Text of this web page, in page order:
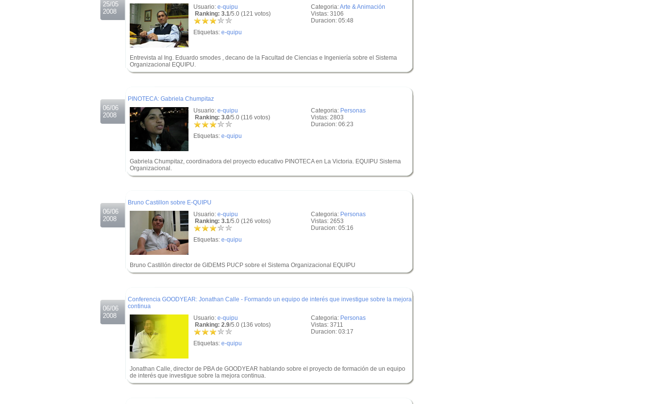
25/05
2008
Categoria:Arte & Animación
Vistas: 3106
Duracion: 05:48
Usuario: e-quipu
Ranking: 3.1/5.0 (121 votos)
Etiquetas: e-quipu
Entrevista al Ing. Eduardo smodes , decano de la Facultad de Ciencias e Ingeniería sobre el Sistema
Organizacional EQUIPU.
06/06
2008
PINOTECA: Gabriela Chumpitaz
Categoria: Personas
Vistas: 2803
Duracion: 06:23
Usuario: e-quipu
Ranking: 3.0/5.0 (116 votos)
Etiquetas: e-quipu
Gabriela Chumpitaz, coordinadora del proyecto educativo PINOTECA en La Victoria. EQUIPU Sistema
Organizacional.
06/06
2008
Bruno Castillon sobre E-QUIPU
Categoria: Personas
Vistas: 2653
Duracion: 05:16
Usuario: e-quipu
Ranking: 3.1/5.0 (126 votos)
Etiquetas: e-quipu
Bruno Castillón director de GIDEMS PUCP sobre el Sistema Organizacional EQUIPU
06/06
2008
Conferencia GOODYEAR: Jonathan Calle - Formando un equipo de interés que investigue sobre la mejora
continua
Categoria: Personas
Vistas: 3711
Duracion: 03:17
Usuario: e-quipu
Ranking: 2.9/5.0 (136 votos)
Etiquetas: e-quipu
Jonathan Calle, director de PBA de GOODYEAR hablando sobre el proyecto de formación de un equipo
de interés que investigue sobre la mejora continua.